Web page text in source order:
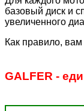
базовый диск и
увеличенного
Как правило,
GALFER -